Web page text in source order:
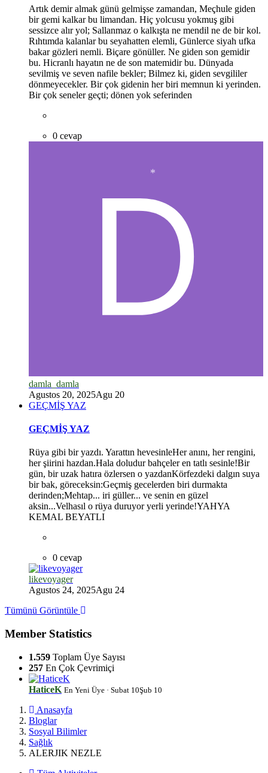
Artık demir almak günü gelmişse zamandan, Meçhule giden
bir gemi kalkar bu limandan. Hiç yolcusu yokmuş gibi
sessizce alır yol; Sallanmaz o kalkışta ne mendil ne de bir kol.
Rıhtımda kalanlar bu seyahatten elemli, Günlerce siyah ufka
bakar gözleri nemli. Biçare gönüller. Ne giden son gemidir
bu. Hicranlı hayatın ne de son matemidir bu. Dünyada
sevilmiş ve seven nafile bekler; Bilmez ki, giden sevgililer
dönmeyecekler. Bir çok gidenin her biri memnun ki yerinden.
Bir çok seneler geçti; dönen yok seferinden
0 cevap
damla_damla
Agustos 20, 2025Agu 20
GEÇMİŞ YAZ
GEÇMİŞ YAZ
Rüya gibi bir yazdı. Yarattın hevesinleHer anını, her rengini,
her şiirini hazdan.Hala doludur bahçeler en tatlı sesinle!Bir
gün, bir uzak hatıra özlersen o yazdanKörfezdeki dalgın suya
bir bak, göreceksin:Geçmiş gecelerden biri durmakta
derinden;Mehtap... iri güller... ve senin en güzel
aksin...Velhasıl o rüya duruyor yerli yerinde!YAHYA
KEMAL BEYATLI
0 cevap
likevoyager
Agustos 24, 2025Agu 24
Tümünü Görüntüle
Member Statistics
1.559 Toplam Üye Sayısı
257 En Çok Çevrimiçi
HaticeK En Yeni Üye · Subat 10Şub 10
Anasayfa
Bloglar
Sosyal Bilimler
Sağlık
ALERJIK NEZLE